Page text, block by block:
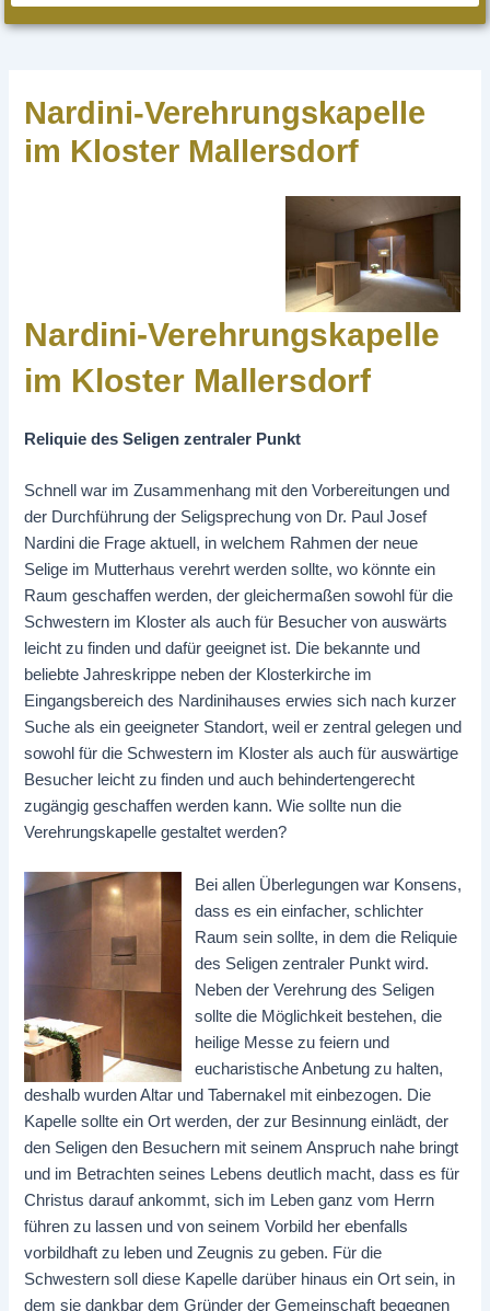
Nardini-Verehrungskapelle
im Kloster Mallersdorf
Nardini-Verehrungskapelle
im Kloster Mallersdorf
Reliquie des Seligen zentraler Punkt
Schnell war im Zusammenhang mit den Vorbereitungen und
der Durchführung der Seligsprechung von Dr. Paul Josef
Nardini die Frage aktuell, in welchem Rahmen der neue
Selige im Mutterhaus verehrt werden sollte, wo könnte ein
Raum geschaffen werden, der gleichermaßen sowohl für die
Schwestern im Kloster als auch für Besucher von auswärts
leicht zu finden und dafür geeignet ist. Die bekannte und
beliebte Jahreskrippe neben der Klosterkirche im
Eingangsbereich des Nardinihauses erwies sich nach kurzer
Suche als ein geeigneter Standort, weil er zentral gelegen und
sowohl für die Schwestern im Kloster als auch für auswärtige
Besucher leicht zu finden und auch behindertengerecht
zugängig geschaffen werden kann. Wie sollte nun die
Verehrungskapelle gestaltet werden?
Bei allen Überlegungen war Konsens,
dass es ein einfacher, schlichter
Raum sein sollte, in dem die Reliquie
des Seligen zentraler Punkt wird.
Neben der Verehrung des Seligen
sollte die Möglichkeit bestehen, die
heilige Messe zu feiern und
eucharistische Anbetung zu halten,
deshalb wurden Altar und Tabernakel mit einbezogen. Die
Kapelle sollte ein Ort werden, der zur Besinnung einlädt, der
den Seligen den Besuchern mit seinem Anspruch nahe bringt
und im Betrachten seines Lebens deutlich macht, dass es für
Christus darauf ankommt, sich im Leben ganz vom Herrn
führen zu lassen und von seinem Vorbild her ebenfalls
vorbildhaft zu leben und Zeugnis zu geben. Für die
Schwestern soll diese Kapelle darüber hinaus ein Ort sein, in
dem sie dankbar dem Gründer der Gemeinschaft begegnen